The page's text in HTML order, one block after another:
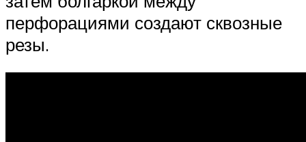
перфорациями создают сквозные
резы.